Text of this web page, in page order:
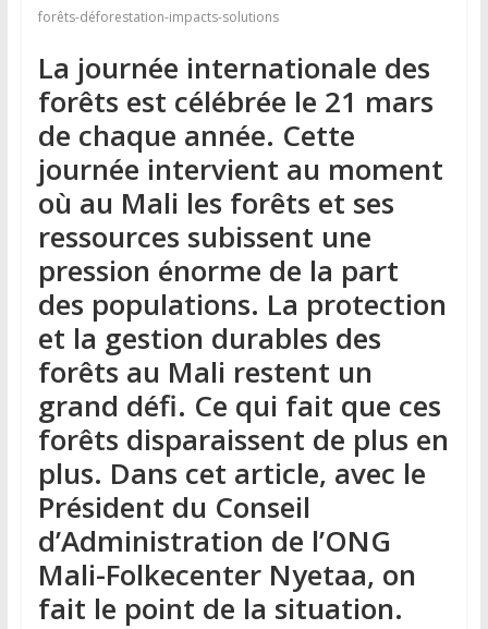
forêts-déforestation-impacts-solutions
La journée internationale des
forêts est célébrée le 21 mars
de chaque année. Cette
journée intervient au moment
où au Mali les forêts et ses
ressources subissent une
pression énorme de la part
des populations. La protection
et la gestion durables des
forêts au Mali restent un
grand défi. Ce qui fait que ces
forêts disparaissent de plus en
plus. Dans cet article, avec le
Président du Conseil
d’Administration de l’ONG
Mali-Folkecenter Nyetaa, on
fait le point de la situation.